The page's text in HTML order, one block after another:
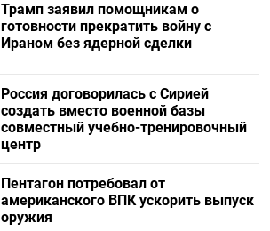
Трамп заявил помощникам о
готовности прекратить войну с
Ираном без ядерной сделки
Россия договорилась с Сирией
создать вместо военной базы
совместный учебно-тренировочный
центр
Пентагон потребовал от
американского ВПК ускорить выпуск
оружия